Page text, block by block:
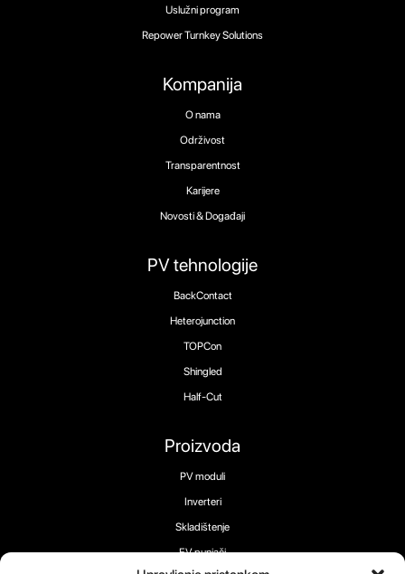
Proizvoda
PV moduli
Inverteri
Skladištenje
EV punjači
PV tehnologije
BackContact
Heterojunction
TOPCon
Shingled
Half-Cut
Kompanija
O nama
Održivost
Transparentnost
Karijere
Novosti & Događaji
Uslužni program
Repower Turnkey Solutions